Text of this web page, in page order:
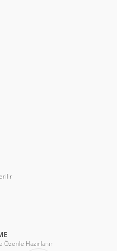
Özenle Hazırlanır